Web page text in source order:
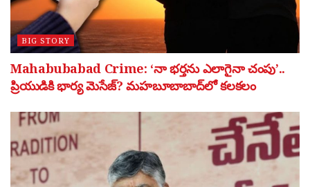
BIG STORY
Mahabubabad Crime: ‘నా భర్తను ఎలాగైనా చంపు’..
ప్రియుడికి భార్య మెసేజ్? మహబూబాబాద్‌లో కలకలం